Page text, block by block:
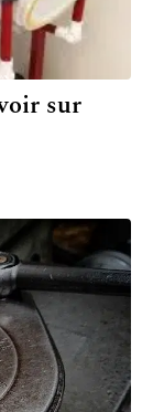
sur